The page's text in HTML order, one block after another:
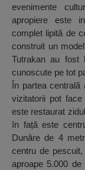
evenimente
apropiere este
complet lipită de
construit un
Tutrakan au fost
cunoscute pe tot
În partea centrală
vizitatorii pot
este restaurat
în față este
Dunăre de 4
centru de
aproape 5.000